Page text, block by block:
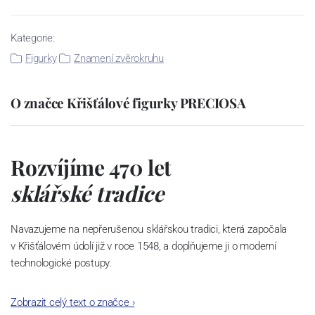
Kategorie:
Figurky
Znamení zvěrokruhu
O značce Křišťálové figurky PRECIOSA
Rozvíjíme 470 let
sklářské tradice
Navazujeme na nepřerušenou sklářskou tradici, která započala
v Křišťálovém údolí již v roce 1548, a doplňujeme ji o moderní
technologické postupy.
další novinky. Každým rokem posouváme hranice toho, co sklo
Zobrazit celý text o značce›